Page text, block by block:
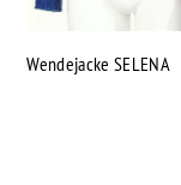
Wendejacke SELENA